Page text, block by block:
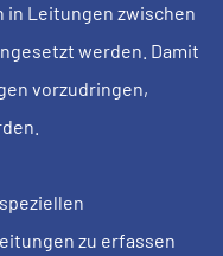
in Leitungen zwischen
werden. Damit
vorzudringen,
zu erfassen